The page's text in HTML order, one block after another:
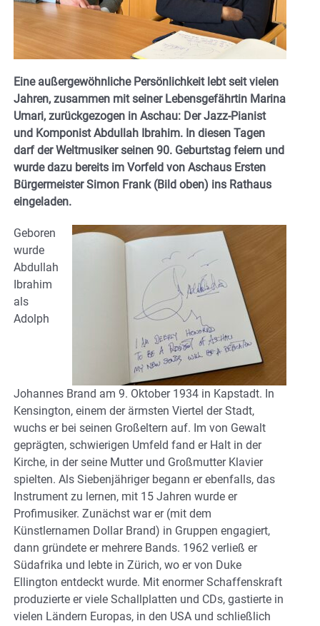
Eine außergewöhnliche Persönlichkeit lebt seit vielen
Jahren, zusammen mit seiner Lebensgefährtin Marina
Umari, zurückgezogen in Aschau: Der Jazz-Pianist
und Komponist Abdullah Ibrahim. In diesen Tagen
darf der Weltmusiker seinen 90. Geburtstag feiern und
wurde dazu bereits im Vorfeld von Aschaus Ersten
Bürgermeister Simon Frank (Bild oben) ins Rathaus
eingeladen.
Geboren
wurde
Abdullah
Ibrahim
als
Adolph
Johannes Brand am 9. Oktober 1934 in Kapstadt. In
Kensington, einem der ärmsten Viertel der Stadt,
wuchs er bei seinen Großeltern auf. Im von Gewalt
geprägten, schwierigen Umfeld fand er Halt in der
Kirche, in der seine Mutter und Großmutter Klavier
spielten. Als Siebenjähriger begann er ebenfalls, das
Instrument zu lernen, mit 15 Jahren wurde er
Profimusiker. Zunächst war er (mit dem
Künstlernamen Dollar Brand) in Gruppen engagiert,
dann gründete er mehrere Bands. 1962 verließ er
Südafrika und lebte in Zürich, wo er von Duke
Ellington entdeckt wurde. Mit enormer Schaffenskraft
produzierte er viele Schallplatten und CDs, gastierte in
vielen Ländern Europas, in den USA und schließlich